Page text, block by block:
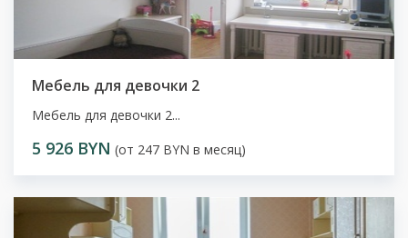
Мебель для девочки 2
Мебель для девочки 2...
5 926 BYN (от 247 BYN в месяц)